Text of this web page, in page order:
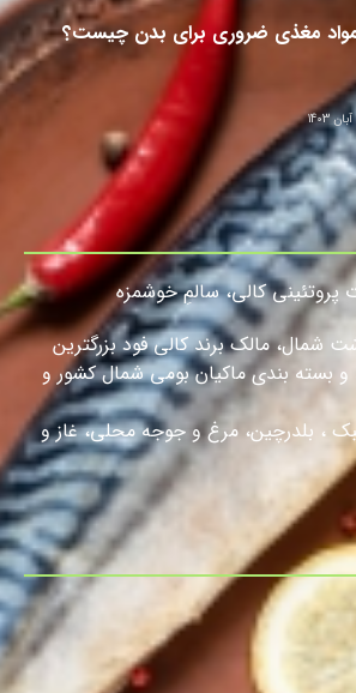
کالی، سالمِ خوشمزه
شمال، مالک برند کالی فود بزرگترین
و بسته بندی ماکیان بومی شمال کشور و
، بلدرچین، مرغ و جوجه محلی، غاز و